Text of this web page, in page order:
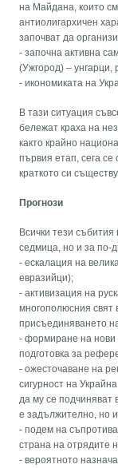
на Майдана, които
антиолигархичен
започват да
- започна активна
(Ужгород) – унгарци,
- икономиката на
В тази ситуация
бележат краха на
както крайно
първия етап, сега се
краткото си
Прогнози
Всички тези
седмица, но и за по-
- ескалация на
евразийци);
- активизация на
многополюсния свят
присъединяването
- формиране на нови
подготовка за
- ожесточаване на
сигурност на
да му се подчиняват
е задължително, но
- подем на
страна на отрядите
- вероятното